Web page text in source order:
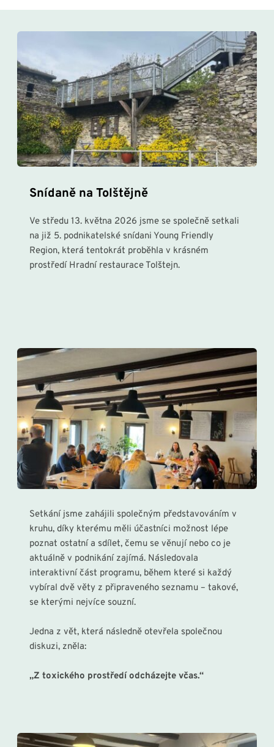
Snídaně na Tolštějně
Ve středu 13. května 2026 jsme se společně setkali
na již 5. podnikatelské snídani Young Friendly
Region, která tentokrát proběhla v krásném
prostředí Hradní restaurace Tolštejn.
Setkání jsme zahájili společným představováním v
kruhu, díky kterému měli účastníci možnost lépe
poznat ostatní a sdílet, čemu se věnují nebo co je
aktuálně v podnikání zajímá. Následovala
interaktivní část programu, během které si každý
vybíral dvě věty z připraveného seznamu – takové,
se kterými nejvíce souzní.
Jedna z vět, která následně otevřela společnou
diskuzi, zněla:
„Z toxického prostředí odcházejte včas.“